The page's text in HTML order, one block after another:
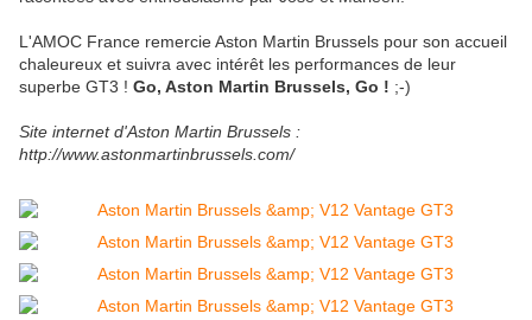
L'AMOC France remercie Aston Martin Brussels pour son accueil
chaleureux et suivra avec intérêt les performances de leur
superbe GT3 ! Go, Aston Martin Brussels, Go ! ;-)
Site internet d'Aston Martin Brussels :
http://www.astonmartinbrussels.com/